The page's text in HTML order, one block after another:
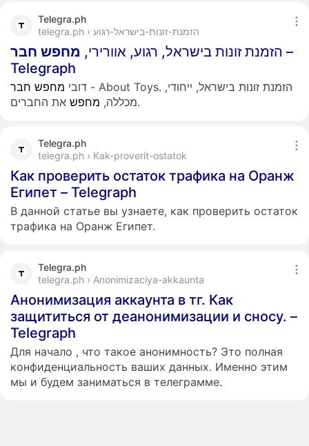
Telegra.ph
telegra.ph › הזמנת-זונות-בישראל-רגוע
הזמנת זונות בישראל, רגוע, אוורירי, מחפש חבר
–
Telegraph
דובי מחפש חבר
- About Toys. הזמנת זונות בישראל, ייחודי,
מכללה, מחפש את החברים.
Telegra.ph
telegra.ph › Kak-proverit-ostatok
Как проверить остаток трафика на Оранж
Египет – Telegraph
В данной статье вы узнаете, как проверить остаток
трафика на Оранж Египет.
Telegra.ph
telegra.ph › Anonimizaciya-akkaunta
Анонимизация аккаунта в тг. Как
защититься от деанонимизации и сносу. –
Telegraph
Для начало , что такое анонимность? Это полная
конфиденциальность ваших данных. Именно этим
мы и будем заниматься в телеграмме.